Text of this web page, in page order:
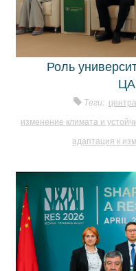
Роль
Теги:
изменение климата и
адаптация к